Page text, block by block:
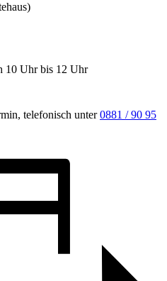
10 Uhr bis 12 Uhr
telefonisch unter0881 / 90 95